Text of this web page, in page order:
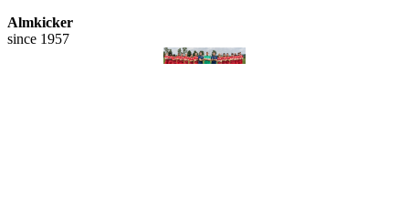
Almkicker
since 1957